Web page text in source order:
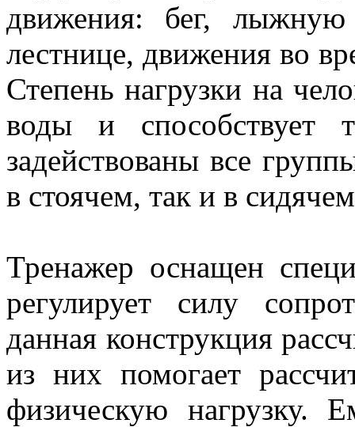
движения: бег,
лестнице, движения во
Степень нагрузки на
воды и способствует
задействованы все
в стоячем, так и в
Тренажер оснащен
регулирует силу
данная конструкция
из них помогает
физическую нагрузку.